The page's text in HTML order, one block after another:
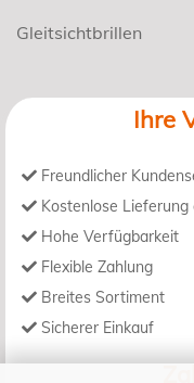
Gleitsichtbrillen
Ihre
Freundlicher
Kostenlose Lieferung
Hohe Verfügbarkeit
Flexible Zahlung
Breites Sortiment
Sicherer Einkauf